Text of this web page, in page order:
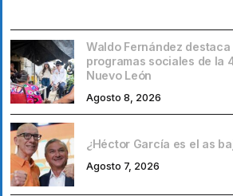
Waldo Fernández
programas sociales de la
Nuevo León
Agosto 8, 2026
¿Héctor García es el as
Agosto 7, 2026